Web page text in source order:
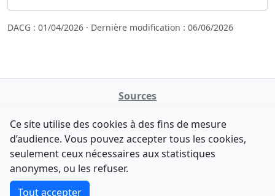
DACG : 01/04/2026 · Dernière modification : 06/06/2026
Sources
data.gouv.fr
Legifrance - API
Contact
F-Droid·App Store
Comment avez-vous découvert NATINFo ?
Une courte réponse suffit (500 caractères max).
Ce site utilise des cookies à des fins de mesure
d’audience. Vous pouvez accepter tous les cookies,
seulement ceux nécessaires aux statistiques
anonymes, ou les refuser.
Tout accepter